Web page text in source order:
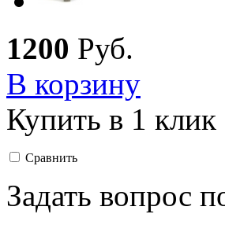
1200 Руб.
В корзину
Купить в 1 клик
Сравнить
Задать вопрос